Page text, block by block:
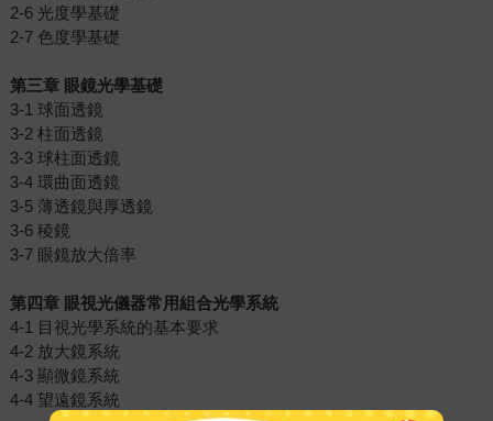
2-6 光度學基礎
2-7 色度學基礎
第三章 眼鏡光學基礎
3-1 球面透鏡
3-2 柱面透鏡
3-3 球柱面透鏡
3-4 環曲面透鏡
3-5 薄透鏡與厚透鏡
3-6 稜鏡
3-7 眼鏡放大倍率
第四章 眼視光儀器常用組合光學系統
4-1 目視光學系統的基本要求
4-2 放大鏡系統
4-3 顯微鏡系統
4-4 望遠鏡系統